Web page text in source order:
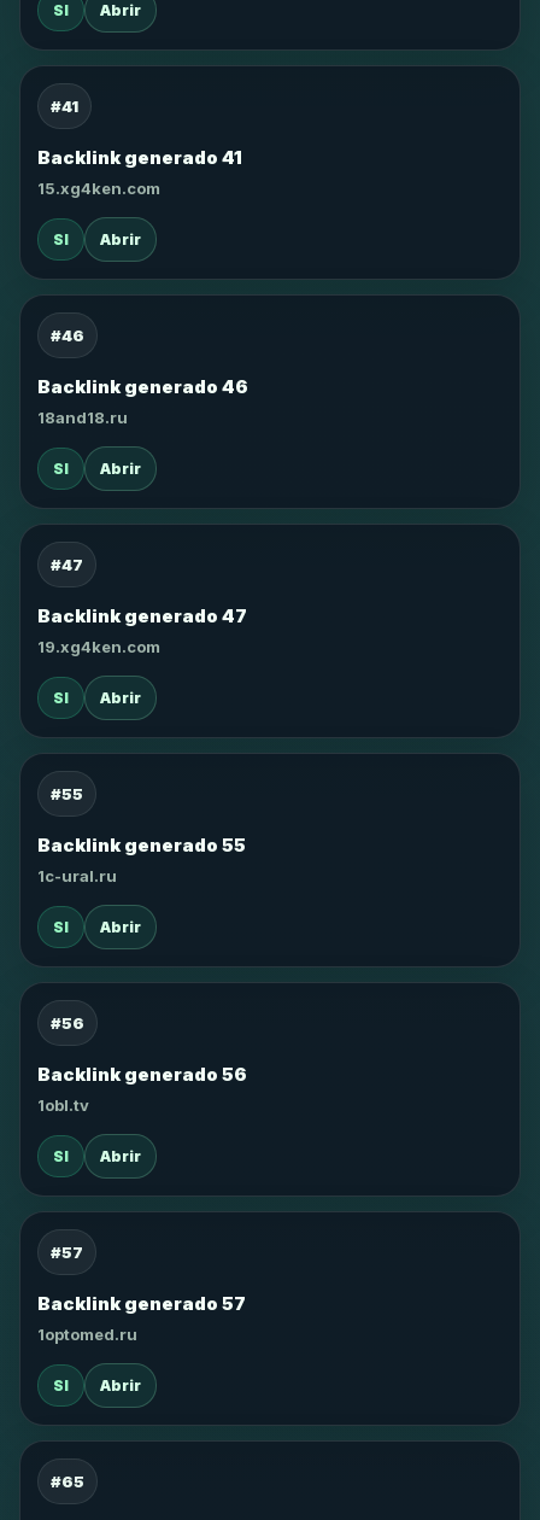
SI Abrir
#41
Backlink generado 41
15.xg4ken.com
SI Abrir
#46
Backlink generado 46
18and18.ru
SI Abrir
#47
Backlink generado 47
19.xg4ken.com
SI Abrir
#55
Backlink generado 55
1c-ural.ru
SI Abrir
#56
Backlink generado 56
1obl.tv
SI Abrir
#57
Backlink generado 57
1optomed.ru
SI Abrir
#65